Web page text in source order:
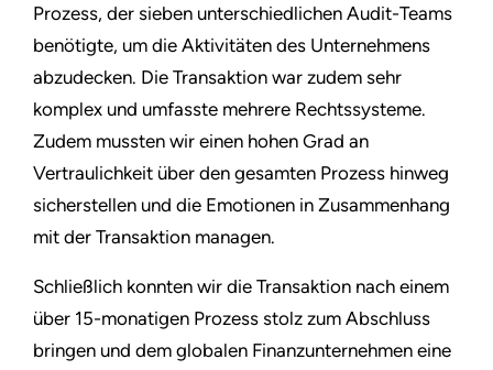
Prozess, der sieben unterschiedlichen Audit-Teams
benötigte, um die Aktivitäten des Unternehmens
abzudecken. Die Transaktion war zudem sehr
komplex und umfasste mehrere Rechtssysteme.
Zudem mussten wir einen hohen Grad an
Vertraulichkeit über den gesamten Prozess hinweg
sicherstellen und die Emotionen in Zusammenhang
mit der Transaktion managen.
Schließlich konnten wir die Transaktion nach einem
über 15-monatigen Prozess stolz zum Abschluss
bringen und dem globalen Finanzunternehmen eine